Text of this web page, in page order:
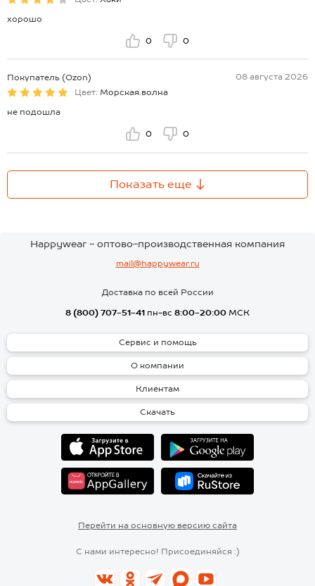
хорошо
0 0
Покупатель (Ozon)
08 августа 2026
Цвет: Морская.волна
не подошла
0 0
Показать еще
Happywear - оптово-производственная компания
mail@happywear.ru
Доставка по всей России
8 (800) 707-51-41 пн-вс 8:00-20:00 МСК
Сервис и помощь
О компании
Клиентам
Скачать
Перейти на основную версию сайта
С нами интересно! Присоединяйся :)